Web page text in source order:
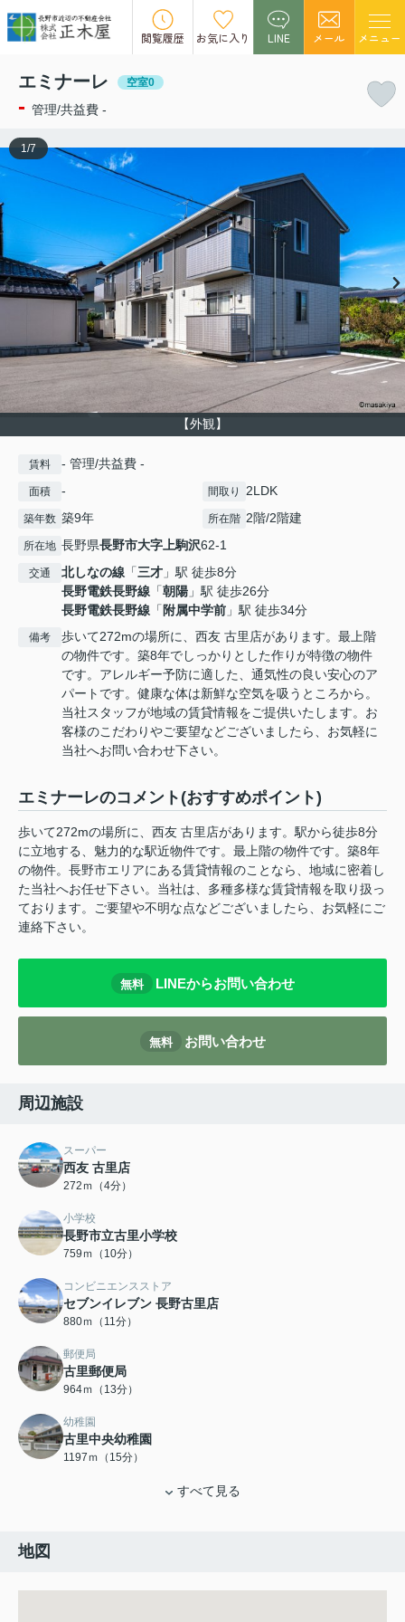
閲覧履歴 お気に入り LINE メール メニュー
この物件の募集は終了しました。
エミナーレ 空室0
- 管理/共益費 -
【外観】
1/7
賃料 - 管理/共益費 -
面積 - 間取り 2LDK
築年数 築9年 所在階 2階/2階建
所在地 長野県長野市大字上駒沢62-1
交通 北しなの線 「三才 」駅 徒歩8分
長野電鉄長野線 「朝陽 」駅 徒歩26分
長野電鉄長野線 「 附属中学前 」駅 徒歩34分
備考
歩いて272mの場所に、西友 古里店があります。最上階
の物件です。築8年でしっかりとした作りが特徴の物件
です。アレルギー予防に適した、通気性の良い安心のア
パートです。健康な体は新鮮な空気を吸うところから。
当社スタッフが地域の賃貸情報をご提供いたします。お
客様のこだわりやご要望などございましたら、お気軽に
当社へお問い合わせ下さい。
エミナーレのコメント(おすすめポイント)
歩いて272mの場所に、西友 古里店があります。駅から徒歩8分
に立地する、魅力的な駅近物件です。最上階の物件です。築8年
の物件。長野市エリアにある賃貸情報のことなら、地域に密着し
た当社へお任せ下さい。当社は、多種多様な賃貸情報を取り扱っ
ております。ご要望や不明な点などございましたら、お気軽にご
連絡下さい。
無料 LINEからお問い合わせ
無料 お問い合わせ
周辺施設
スーパー
西友 古里店
272ｍ（4分）
小学校
長野市立古里小学校
759ｍ（10分）
コンビニエンスストア
セブンイレブン 長野古里店
880ｍ（11分）
郵便局
古里郵便局
964ｍ（13分）
幼稚園
古里中央幼稚園
1197ｍ（15分）
すべて見る
地図